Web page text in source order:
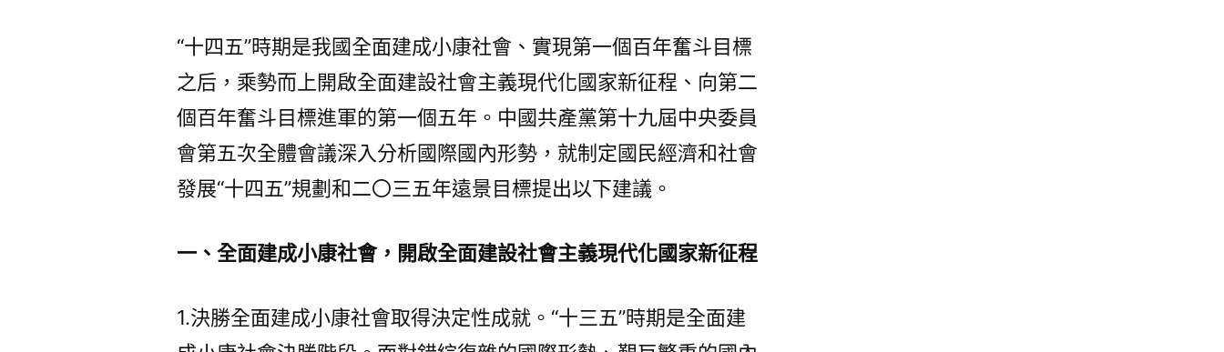
民
經
濟
社
會
第
四
“十四五”時期是我國全面建成小康社會、實現第一個百年奮斗目標
之后，乘勢而上開啟全面建設社會主義現代化國家新征程、向第二
個百年奮斗目標進軍的第一個五年。中國共產黨第十九屆中央委員
會第五次全體會議深入分析國際國內形勢，就制定國民經濟和社會
發展“十四五”規劃和二〇三五年遠景目標提出以下建議。
一、全面建成小康社會，開啟全面建設社會主義現代化國家新征程
1.決勝全面建成小康社會取得決定性成就。“十三五”時期是全面建